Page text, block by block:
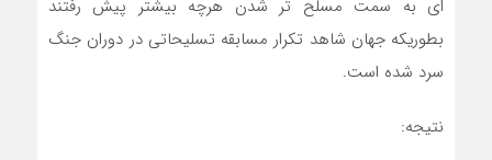
ای به سمت مسلح تر شدن هرچه بیشتر پیش رفتند
بطوریکه جهان شاهد تکرار مسابقه تسلیحاتی در دوران جنگ
سرد شده است.
نتیجه: